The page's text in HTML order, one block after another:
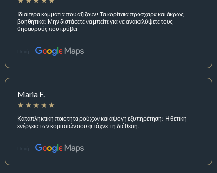
Ιδιαίτερα κομμάτια που αξίζουν! Τα κορίτσια πρόσχαρα και άκρως
βοηθητικά! Μην διστάσετε να μπείτε για να ανακαλύψετε τους
θησαυρούς που κρύβει
Πηγή:
Maria F.
Καταπληκτική ποιότητα ρούχων και άψογη εξυπηρέτηση! Η θετική
ενέργεια των κοριτσιών σου φτιάχνει τη διάθεση.
Πηγή: